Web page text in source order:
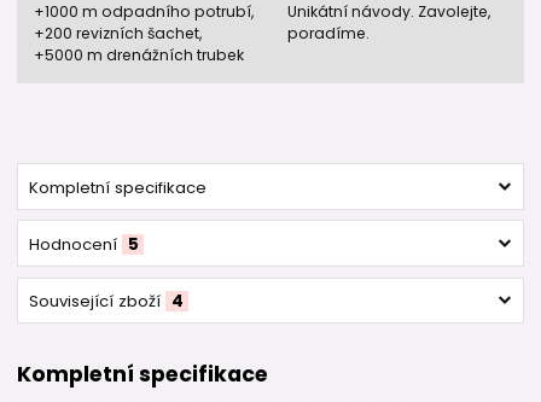
+1000 m odpadního potrubí,
+200 revizních šachet,
+5000 m drenážních trubek
Unikátní návody. Zavolejte,
poradíme.
Kompletní specifikace
Hodnocení 5
Související zboží 4
Kompletní specifikace